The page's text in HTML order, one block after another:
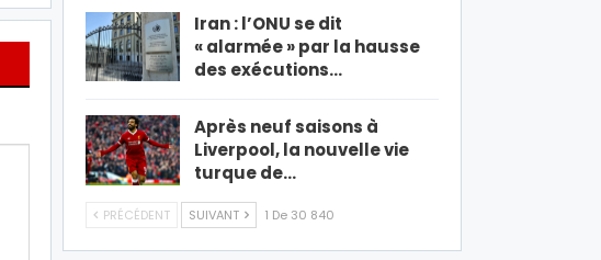
Iran : l’ONU se dit
« alarmée » par la hausse
des exécutions…
Après neuf saisons à
Liverpool, la nouvelle vie
turque de…
PRÉCÉDENT SUIVANT 1 De 30 840